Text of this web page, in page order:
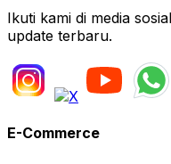
Ikuti kami di media
update terbaru.
E-Commerce